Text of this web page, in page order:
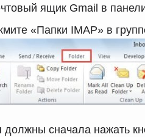
ящик Gmail в
«Папки IMAP» в
сначала нажать